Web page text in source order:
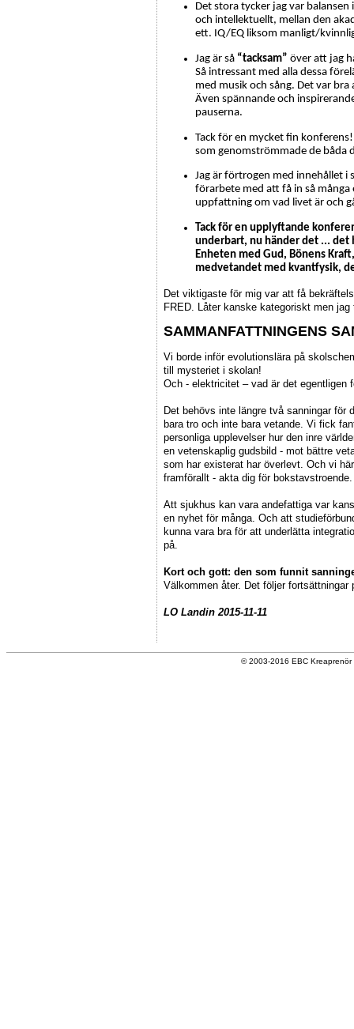
Det stora tycker jag var
och intellektuellt, mellan den
ett. IQ/EQ liksom manligt/
Jag är så “tacksam” över att jag
Så intressant med alla dessa
med musik och sång. Det var
Även spännande och
pauserna.
Tack för en mycket fin
som genomströmmade de båda
Jag är förtrogen med innehållet
förarbete med att få in så
uppfattning om vad livet är och
Tack för en upplyftande
underbart, nu händer det ... det
Enheten med Gud, Bönens
medvetandet med kvantfysik,
Det viktigaste för mig var att få
FRED. Låter kanske kategoriskt men
SAMMANFATTNINGENS
Vi borde inför evolutionslära på
till mysteriet i skolan!
Och - elektricitet – vad är det egentligen
Det behövs inte längre två sanningar för
bara tro och inte bara vetande. Vi fick
personliga upplevelser hur den inre
en vetenskaplig gudsbild - mot bättre
som har existerat har överlevt. Och vi
framförallt - akta dig för bokstavstroende.
Att sjukhus kan vara andefattiga var
en nyhet för många. Och att
kunna vara bra för att underlätta
på.
Kort och gott: den som funnit
Välkommen åter. Det följer fortsättningar
LO Landin 2015-11-11
© 2003-2016 EBC Kreaprenör